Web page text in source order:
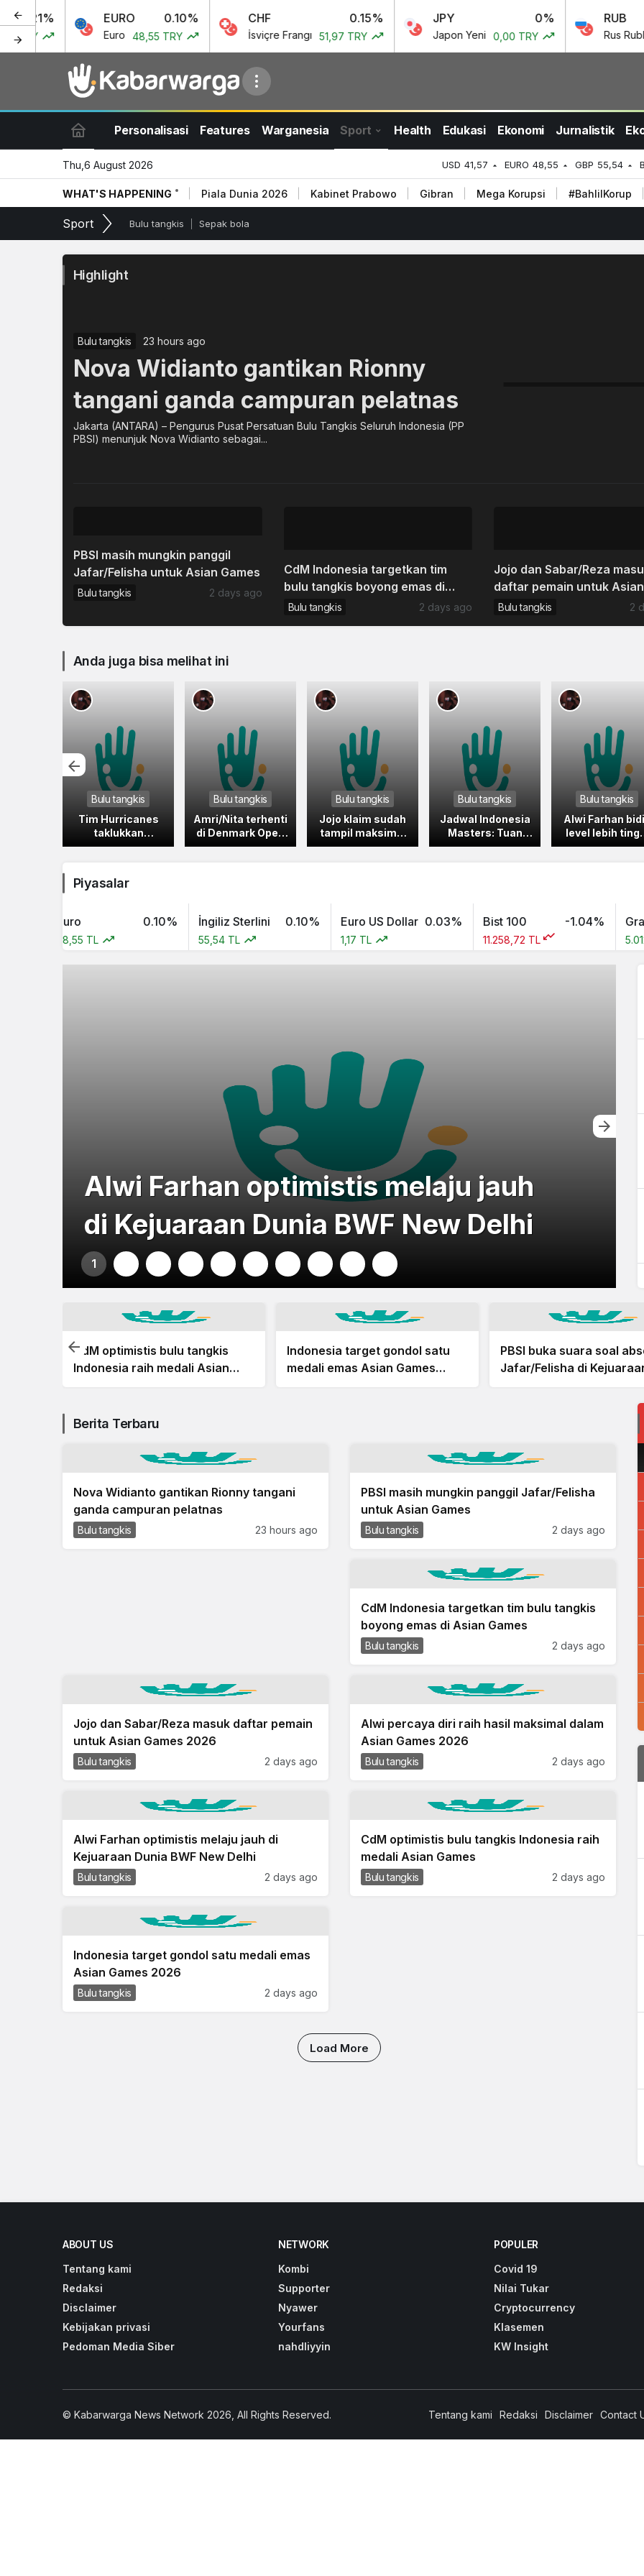
EURO 0.10%
Euro 48,55 TRY
CHF
İsviçre Frangı 51,97 TRY
JPY
Japon Yeni 0,00 TRY
RUB
Rus Rublesi 0,50
Personalisasi Features Warganesia Sport Health Edukasi Ekonomi Jurnalistik
Thu,6 August 2026 USD 41,57 EURO 48,55 GBP 55,54
WHAT'S HAPPENING Piala Dunia 2026 Kabinet Prabowo Gibran Mega Korupsi #BahlilKorup
Sport Bulu tangkis Sepak bola
Highlight
Bulu tangkis 23 hours ago
Nova Widianto gantikan Rionny
tangani ganda campuran pelatnas
Jakarta (ANTARA) – Pengurus Pusat Persatuan Bulu Tangkis Seluruh Indonesia (PP
PBSI) menunjuk Nova Widianto sebagai...
PBSI masih mungkin panggil
Jafar/Felisha untuk Asian Games
Bulu tangkis 2 days ago
CdM Indonesia targetkan tim
bulu tangkis boyong emas di
Asian Games
Bulu tangkis 2 days ago
Jojo dan Sabar/Reza
daftar pemain untuk Asian
Games 2026
Bulu tangkis 2
Anda juga bisa melihat ini
Bulu tangkis
Tim Hurricanes
taklukkan
Lightning 6-2 pada
Bulu tangkis
Amri/Nita terhenti
di Denmark Open
akibat pertahanan
Bulu tangkis
Jojo klaim sudah
tampil maksimal
dalam final India
Bulu tangkis
Jadwal Indonesia
Masters: Tuan
rumah pastikan
Bulu tangkis
Alwi Farhan
level lebih
setelah juarai
Piyasalar
0.10%
48,55 TL
İngiliz Sterlini 0.10%
55,54 TL
Euro US Dollar 0.03%
1,17 TL
Bist 100 -1.04%
11.258,72 TL
Gram
Alwi Farhan optimistis melaju jauh
di Kejuaraan Dunia BWF New Delhi
1
CdM optimistis bulu tangkis
Indonesia raih medali Asian
Indonesia target gondol satu
medali emas Asian Games
PBSI buka suara soal
Jafar/Felisha di
Berita Terbaru
Nova Widianto gantikan Rionny tangani
ganda campuran pelatnas
Bulu tangkis 23 hours ago
PBSI masih mungkin panggil Jafar/Felisha
untuk Asian Games
Bulu tangkis 2 days ago
CdM Indonesia targetkan tim bulu tangkis
boyong emas di Asian Games
Bulu tangkis 2 days ago
Jojo dan Sabar/Reza masuk daftar pemain
untuk Asian Games 2026
Bulu tangkis 2 days ago
Alwi percaya diri raih hasil maksimal dalam
Asian Games 2026
Bulu tangkis 2 days ago
Alwi Farhan optimistis melaju jauh di
Kejuaraan Dunia BWF New Delhi
Bulu tangkis 2 days ago
CdM optimistis bulu tangkis Indonesia raih
medali Asian Games
Bulu tangkis 2 days ago
Indonesia target gondol satu medali emas
Asian Games 2026
Bulu tangkis 2 days ago
Load More
ABOUT US
Tentang kami
Redaksi
Disclaimer
Kebijakan privasi
Pedoman Media Siber
NETWORK
Kombi
Supporter
Nyawer
Yourfans
nahdliyyin
POPULER
Covid 19
Nilai Tukar
Cryptocurrency
Klasemen
KW Insight
© Kabarwarga News Network 2026, All Rights Reserved. Tentang kami Redaksi Disclaimer Contact